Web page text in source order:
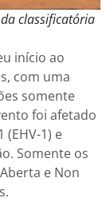
classificatória
início ao
com uma
somente
foi afetado
1) e
Somente os
e Non